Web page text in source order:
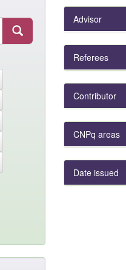
Advisor
Referees
Contributor
CNPq areas
Date issued